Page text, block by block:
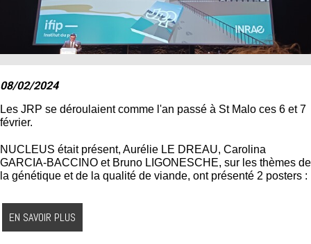
08/02/2024
Les JRP se déroulaient comme l'an passé à St Malo ces 6 et 7
février.
NUCLEUS était présent, Aurélie LE DREAU, Carolina
GARCIA-BACCINO et Bruno LIGONESCHE, sur les thèmes de
la génétique et de la qualité de viande, ont présenté 2 posters :
EN SAVOIR PLUS